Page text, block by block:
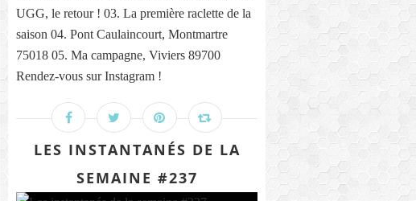
UGG, le retour ! 03. La première raclette de la
saison 04. Pont Caulaincourt, Montmartre
75018 05. Ma campagne, Viviers 89700
Rendez-vous sur Instagram !
LES INSTANTANÉS DE LA
SEMAINE #237